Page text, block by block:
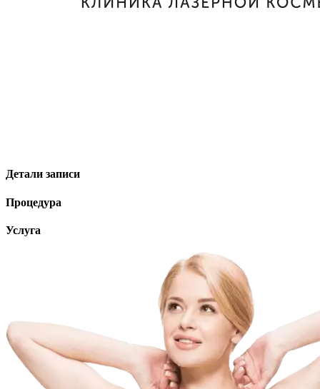
Детали записи
Процедура
Услуга